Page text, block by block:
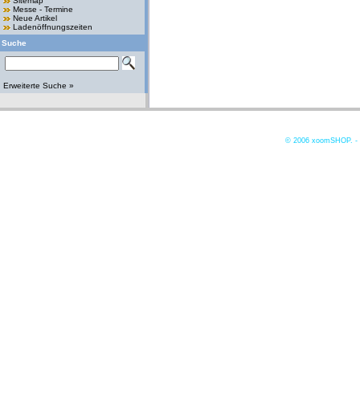
Messe - Termine
Neue Artikel
Ladenöffnungszeiten
Suche
Erweiterte Suche »
© 2006 xoomSHOP. -